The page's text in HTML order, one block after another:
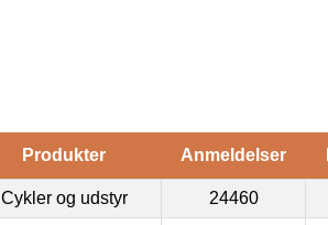
Produkter Anmeldelser
Cykler og udstyr 24460